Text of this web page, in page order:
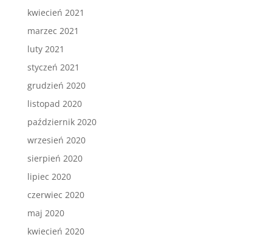
kwiecień 2021
marzec 2021
luty 2021
styczeń 2021
grudzień 2020
listopad 2020
październik 2020
wrzesień 2020
sierpień 2020
lipiec 2020
czerwiec 2020
maj 2020
kwiecień 2020